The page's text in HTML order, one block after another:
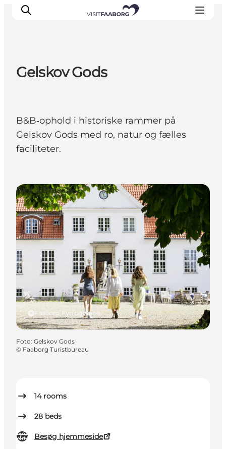
Oplevelser
Øhop
Outdoor
Gelskov Gods
B&B‑ophold i historiske rammer på
Gelskov Gods med ro, natur og fælles
faciliteter.
14 rooms
28 beds
Besøg hjemmeside
Faaborg, Fyn og øerne
Bed & Breakfast
Foto: Gelskov Gods
© Faaborg Turistbureau